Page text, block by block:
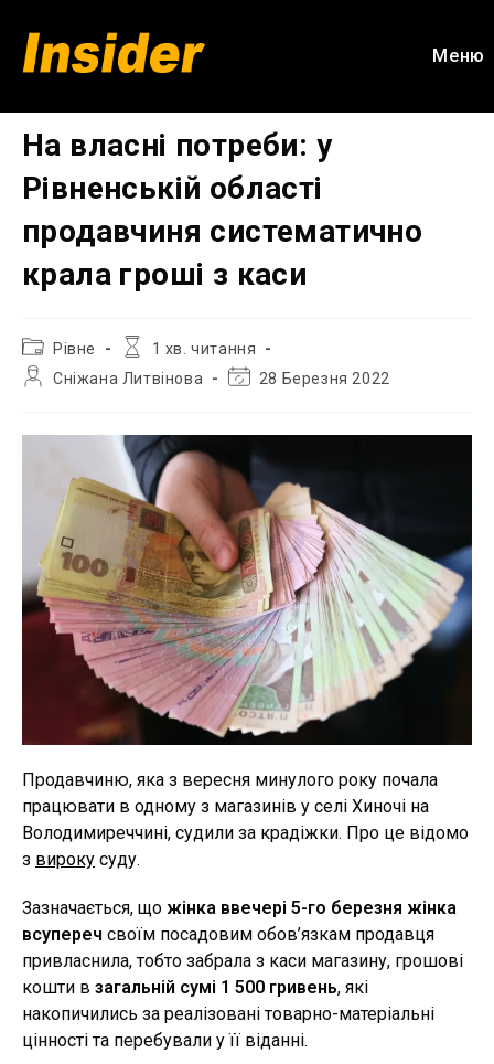
вмісту
Меню
На власні потреби: у
Рівненській області
продавчиня систематично
крала гроші з каси
Категорія
запису:
Рівне
Час
1 хв. читання
АвторСніжана Литвінова
Остання28 Березня 2022
Продавчиню, яка з вересня минулого року почала
працювати в одному з магазинів у селі Хиночі на
Володимиреччині, судили за крадіжки. Про це відомо
з вироку суду.
Зазначається, що жінка ввечері 5-го березня жінка
всупереч своїм посадовим обов’язкам продавця
привласнила, тобто забрала з каси магазину, грошові
кошти в загальній сумі 1 500 гривень, які
накопичились за реалізовані товарно-матеріальні
цінності та перебували у її віданні.